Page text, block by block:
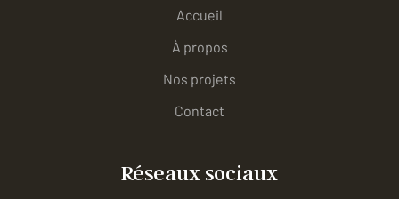
Accueil
À propos
Nos projets
Contact
Réseaux sociaux